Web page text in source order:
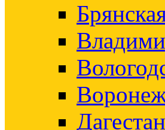
Дагестан